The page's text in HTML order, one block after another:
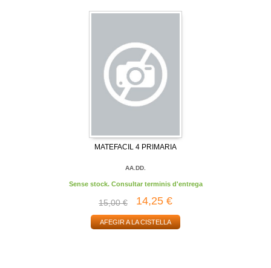
MATEFACIL 4 PRIMARIA
AA.DD.
Sense stock. Consultar terminis d'entrega
15,00 € 14,25 €
AFEGIR A LA CISTELLA